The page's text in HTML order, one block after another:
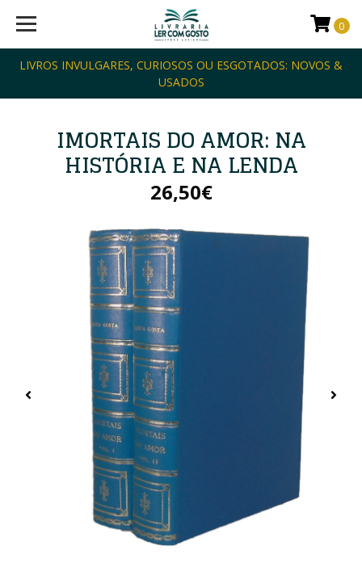
LIVROS INVULGARES, CURIOSOS OU ESGOTADOS: NOVOS &
USADOS
0
IMORTAIS DO AMOR: NA
HISTÓRIA E NA LENDA
26,50€